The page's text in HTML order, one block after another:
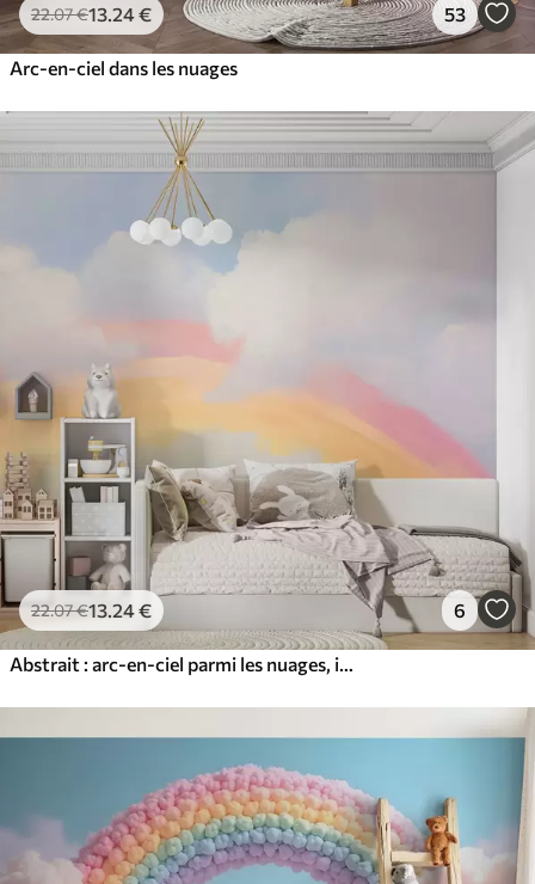
22.07€13 .24€ 53
Arc-en-ciel dans les nuages
22.07€13 .24€ 6